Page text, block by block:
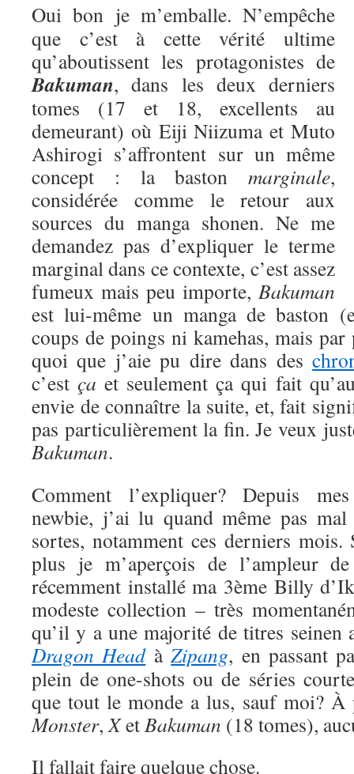
Oui bon je m’emballe. N’empêche
que c’est à cette vérité ultime
qu’aboutissent les protagonistes de
Bakuman, dans les deux derniers
tomes (17 et 18, excellents au
demeurant) où Eiji Niizuma et Muto
Ashirogi s’affrontent sur un même
concept : la baston marginale,
considérée comme le retour aux
sources du manga shonen. Ne me
demandez pas d’expliquer le terme
marginal dans ce contexte, c’est assez
fumeux mais peu importe, Bakuman
est lui-même un manga de baston
coups de poings ni kamehas, mais
quoi que j’aie pu dire dans des
c’estça et seulement ça qui fait
envie de connaître la suite, et, fait
pas particulièrement la fin. Je veux
Bakuman.
Comment l’expliquer? Depuis
newbie, j’ai lu quand même pas
sortes, notamment ces derniers
plus je m’aperçois de l’ampleur
récemment installé ma 3ème Billy
modeste collection – très
qu’il y a une majorité de titres seinen
Dragon HeadàZipang, en passant
plein de one-shots ou de séries
que tout le monde a lus, sauf moi?
Monster,XetBakuman (18 tomes),
Il fallait faire quelque chose.